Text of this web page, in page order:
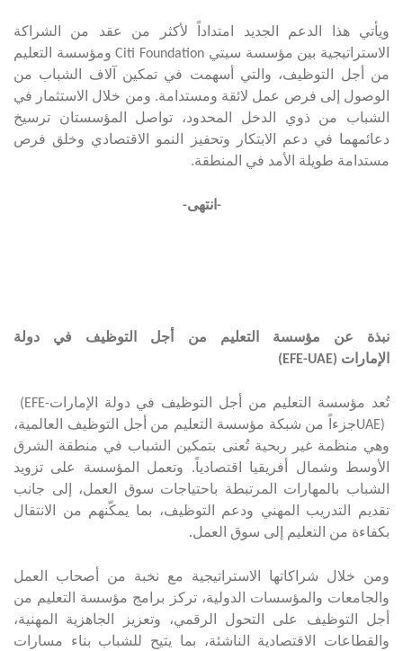
ويأتي هذا الدعم الجديد امتداداً لأكثر من عقد من الشراكة
الاستراتيجية بين مؤسسة سيتي Citi Foundation ومؤسسة التعليم
من أجل التوظيف، والتي أسهمت في تمكين آلاف الشباب من
الوصول إلى فرص عمل لائقة ومستدامة. ومن خلال الاستثمار في
الشباب من ذوي الدخل المحدود، تواصل المؤسستان ترسيخ
دعائمهما في دعم الابتكار وتحفيز النمو الاقتصادي وخلق فرص
مستدامة طويلة الأمد في المنطقة.
-انتهى-
نبذة عن مؤسسة التعليم من أجل التوظيف في دولة
الإمارات (
(EFE-UAE
تُعد مؤسسة التعليم من أجل التوظيف في دولة الإمارات(EFE-
UAE)جزءاً من شبكة مؤسسة التعليم من أجل التوظيف العالمية،
وهي منظمة غير ربحية تُعنى بتمكين الشباب في منطقة الشرق
الأوسط وشمال أفريقيا اقتصادياً. وتعمل المؤسسة على تزويد
الشباب بالمهارات المرتبطة باحتياجات سوق العمل، إلى جانب
تقديم التدريب المهني ودعم التوظيف، بما يمكّنهم من الانتقال
بكفاءة من التعليم إلى سوق العمل.
ومن خلال شراكاتها الاستراتيجية مع نخبة من أصحاب العمل
والجامعات والمؤسسات الدولية، تركز برامج مؤسسة التعليم من
أجل التوظيف على التحول الرقمي، وتعزيز الجاهزية المهنية،
والقطاعات الاقتصادية الناشئة، بما يتيح للشباب بناء مسارات